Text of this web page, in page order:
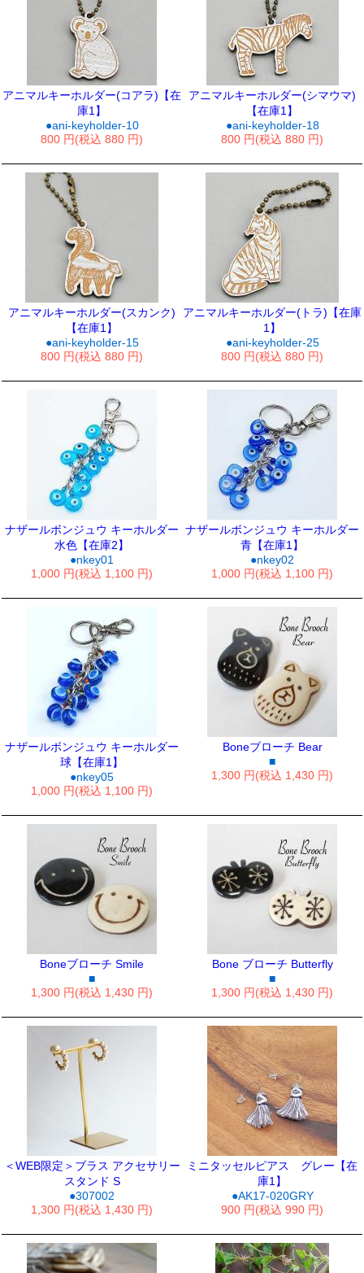
アニマルキーホルダー(コアラ)【在
庫1】
●ani-keyholder-10
800 円(税込 880 円)
アニマルキーホルダー(シマウマ)
【在庫1】
●ani-keyholder-18
800 円(税込 880 円)
アニマルキーホルダー(スカンク)
【在庫1】
●ani-keyholder-15
800 円(税込 880 円)
アニマルキーホルダー(トラ)【在庫
1】
●ani-keyholder-25
800 円(税込 880 円)
ナザールボンジュウ キーホルダー
水色【在庫2】
●nkey01
1,000 円(税込 1,100 円)
ナザールボンジュウ キーホルダー
青【在庫1】
●nkey02
1,000 円(税込 1,100 円)
ナザールボンジュウ キーホルダー
球【在庫1】
●nkey05
1,000 円(税込 1,100 円)
Boneブローチ Bear
■
1,300 円(税込 1,430 円)
Boneブローチ Smile
■
1,300 円(税込 1,430 円)
Bone ブローチ Butterfly
■
1,300 円(税込 1,430 円)
＜WEB限定＞ブラス アクセサリー
スタンド S
●307002
1,300 円(税込 1,430 円)
ミニタッセルピアス グレー【在
庫1】
●AK17-020GRY
900 円(税込 990 円)